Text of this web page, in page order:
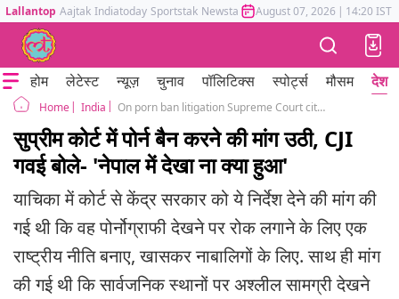
Lallantop Aajtak Indiatoday Sportstak Newstak Mumbai Tak Astrotak
August 07, 2026 | 14:20 IST
होम लेटेस्ट न्यूज़ चुनाव पॉलिटिक्स स्पोर्ट्स मौसम देश
Home India On porn ban litigation Supreme Court cites Nepal Gen Z protests
सुप्रीम कोर्ट में पोर्न बैन करने की मांग उठी, CJI
गवई बोले- 'नेपाल में देखा ना क्या हुआ'
याचिका में कोर्ट से केंद्र सरकार को ये निर्देश देने की मांग की
गई थी कि वह पोर्नोग्राफी देखने पर रोक लगाने के लिए एक
राष्ट्रीय नीति बनाए, खासकर नाबालिगों के लिए. साथ ही मांग
की गई थी कि सार्वजनिक स्थानों पर अश्लील सामग्री देखने